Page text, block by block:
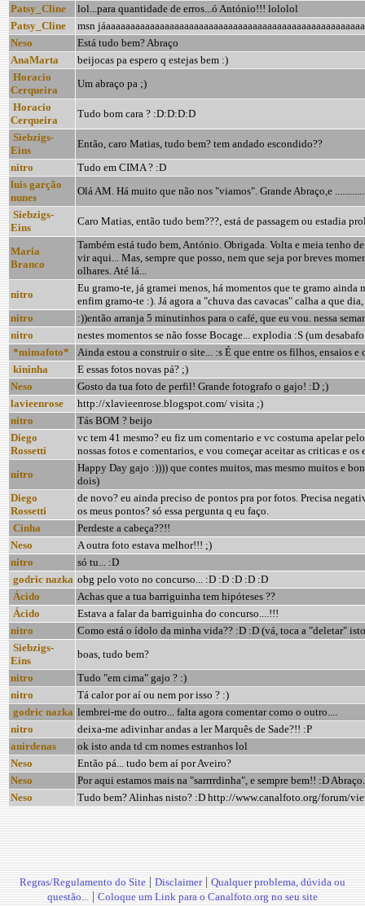
Patsy_Cline
lol...para quantidade de erros...ó António!!! lololol
Patsy_Cline
msn
Neso
Está tudo bem? Abraço
AnaMarta
beijocas pa espero q estejas bem :)
Horacio
Cerqueira
Um abraço pa ;)
Horacio
Cerqueira
Tudo bom cara ? :D:D:D:D
Siebzigs-
Eins
Então, caro Matias, tudo bem? tem andado escondido??
nitro
Tudo em CIMA ? :D
luis garção
nunes
Olá AM. Há muito que não nos "viamos". Grande Abraço,e
Siebzigs-
Eins
Caro Matias, então tudo bem???, está de passagem ou estadia
Maria
Branco
Também está tudo bem, António. Obrigada. Volta e meia tenho
vir aqui... Mas, sempre que posso, nem que seja por breves
olhares. Até lá...
nitro
Eu gramo-te, já gramei menos, há momentos que te gramo
enfim gramo-te :). Já agora a "chuva das cavacas" calha a que
nitro
:))então arranja 5 minutinhos para o café, que eu vou. nessa
nitro
nestes momentos se não fosse Bocage... explodia :S (um
*mimafoto*
Ainda estou a construir o site... :s É que entre os filhos, ensaios
kininha
E essas fotos novas pá? ;)
Neso
Gosto da tua foto de perfil! Grande fotografo o gajo! :D ;)
lavieenrose
http://xlavieenrose.blogspot.com/ visita ;)
nitro
Tás BOM ? beijo
Diego
Rossetti
vc tem 41 mesmo? eu fiz um comentario e vc costuma apelar
nossas fotos e comentarios, e vou começar aceitar as criticas e os
nitro
Happy Day gajo :)))) que contes muitos, mas mesmo muitos e
dois)
Diego
Rossetti
de novo? eu ainda preciso de pontos pra por fotos. Precisa
os meus pontos? só essa pergunta q eu faço.
Cinha
Perdeste a cabeça??!!
Neso
A outra foto estava melhor!!! ;)
nitro
só tu... :D
godric nazka obg pelo voto no concurso... :D :D :D :D :D
Ácido
Achas que a tua barriguinha tem hipóteses ??
Ácido
Estava a falar da barriguinha do concurso....!!!
nitro
Como está o ídolo da minha vida?? :D :D (vá, toca a "deletar"
Siebzigs-
Eins
boas, tudo bem?
nitro
Tudo "em cima" gajo ? :)
nitro
Tá calor por aí ou nem por isso ? :)
godric nazka lembrei-me do outro... falta agora comentar como o outro....
nitro
deixa-me adivinhar andas a ler Marquês de Sade?!! :P
anirdenas
ok isto anda td cm nomes estranhos lol
Neso
Então pá... tudo bem aí por Aveiro?
Neso
Por aqui estamos mais na "sarrrrdinha", e sempre bem!! :D Abraço.
Neso
Tudo bem? Alinhas nisto? :D http://www.canalfoto.org/forum/
Regras/Regulamento do Site | Disclaimer| Qualquer problema, dúvida ou
questão... | Coloque um Link para o Canalfoto.org no seu site